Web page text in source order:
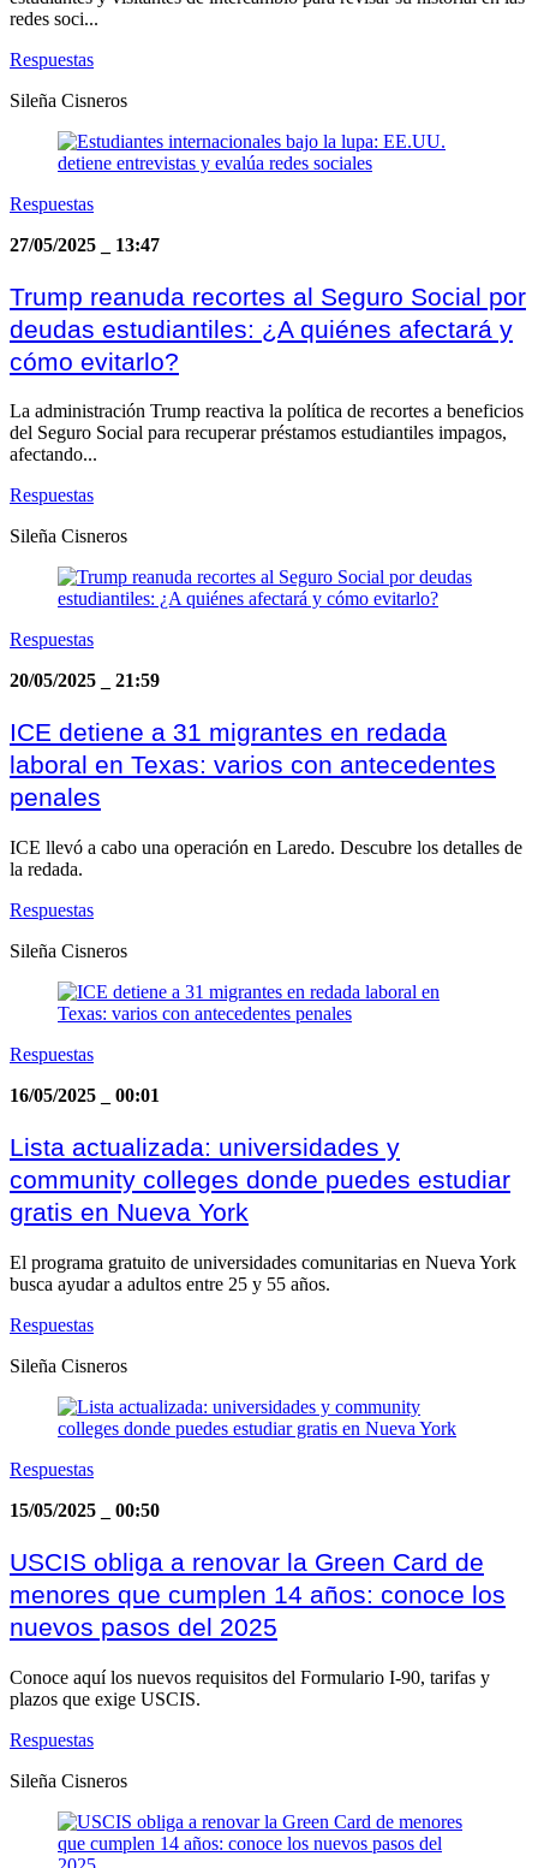
redes soci...
Respuestas
Sileña Cisneros
Respuestas
27/05/2025
13:47
Trump reanuda recortes al Seguro Social por
deudas estudiantiles: ¿A quiénes afectará y
cómo evitarlo?
La administración Trump reactiva la política de recortes a beneficios
del Seguro Social para recuperar préstamos estudiantiles impagos,
afectando...
Respuestas
Sileña Cisneros
Respuestas
20/05/2025
21:59
ICE detiene a 31 migrantes en redada
laboral en Texas: varios con antecedentes
penales
ICE llevó a cabo una operación en Laredo. Descubre los detalles de
la redada.
Respuestas
Sileña Cisneros
Respuestas
16/05/2025
00:01
Lista actualizada: universidades y
community colleges donde puedes estudiar
gratis en Nueva York
El programa gratuito de universidades comunitarias en Nueva York
busca ayudar a adultos entre 25 y 55 años.
Respuestas
Sileña Cisneros
Respuestas
15/05/2025
00:50
USCIS obliga a renovar la Green Card de
menores que cumplen 14 años: conoce los
nuevos pasos del 2025
Conoce aquí los nuevos requisitos del Formulario I-90, tarifas y
plazos que exige USCIS.
Respuestas
Sileña Cisneros